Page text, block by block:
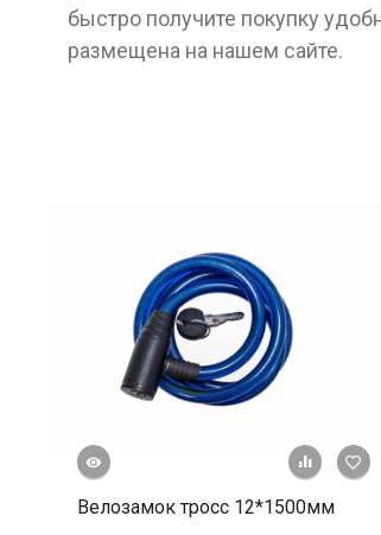
быстро получите покупку
размещена на нашем сайте.
+
Велозамок тросс 12*1500мм
Быстрый